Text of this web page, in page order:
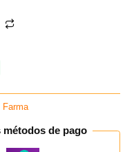
Farma
métodos de pago